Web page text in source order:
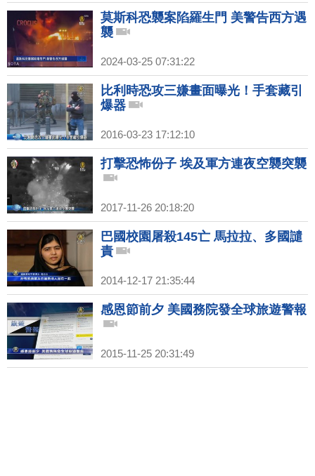
莫斯科恐襲案陷羅生門 美警告西方遇
襲
2024-03-25 07:31:22
比利時恐攻三嫌畫面曝光！手套藏引
爆器
2016-03-23 17:12:10
打擊恐怖份子 埃及軍方連夜空襲突襲
2017-11-26 20:18:20
巴國校園屠殺145亡 馬拉拉、多國譴
責
2014-12-17 21:35:44
感恩節前夕 美國務院發全球旅遊警報
2015-11-25 20:31:49